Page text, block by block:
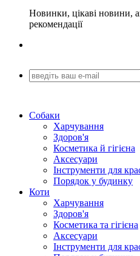
Новинки, цікаві новини,
рекомендації
Собаки
Харчування
Здоров'я
Косметика й гігієна
Аксесуари
Інструменти для
Порядок у будинку
Коти
Харчування
Здоров'я
Косметика та гігієна
Аксесуари
Інструменти для